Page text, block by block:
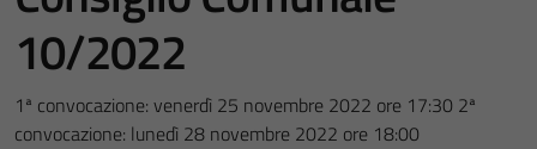
10/2022
1ª convocazione: venerdì 25 novembre 2022 ore 17:30 2ª
convocazione: lunedì 28 novembre 2022 ore 18:00